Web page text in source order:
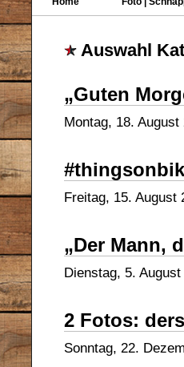
Auswahl
„Guten
Montag, 18.
Freitag, 15. August
„Der Mann,
Dienstag, 5.
2 Fotos:
Sonntag, 22.